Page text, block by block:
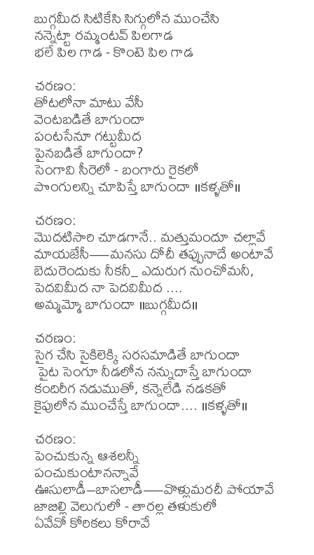
బుగ్గమీద సిటికేసి సిగ్గులోన ముంచేసి
నన్నెట్టా రమ్మంటవ్ పిలగాడ
భలే పిల గాడ - కొంటె పిల గాడ
చరణం:
తోటలోనా మాటు వేసీ
వెంటబడితే బాగుందా
పంటసేనూ గట్టుమీద
పైనబడితే బాగుందా?
సెంగావి సీరెలో - బంగారు రైకలో
పొంగులన్ని చూపిస్తే బాగుందా ॥కళ్ళతో॥
చరణం:
మొదటిసారి చూడగానే.. మత్తుమందూ చల్లావే
మాయజేసీ—మనసు దోచీ తప్పునాదే అంటావే
బెదురెందుకు నీకనీ_ ఎదురుగ నుంచోమనీ,
పెదవిమీద నా పెదవిమీద ....
అమ్మమ్మో బాగుందా ॥బుగ్గమీద॥
చరణం:
సైగ చేసి సైకిలెక్కి సరసమాడితే బాగుందా
పైట సెంగూ నీడలోన నన్నుదాస్తే బాగుందా
కందిరీగ నడుముతో, కన్నెలేడి నడకతో
కైపులోన ముంచేస్తే బాగుందా.... ॥కళ్ళతో॥
చరణం:
పెంచుకున్న ఆశలన్నీ
పంచుకుంటానన్నావే
ఊసులాడీ–బాసలాడీ—వొళ్లుమరచీ పోయావే
జాబిల్లి వెలుగులో - తారల్ల తళుకులో
ఏవేవో కోరికలు కోరావే